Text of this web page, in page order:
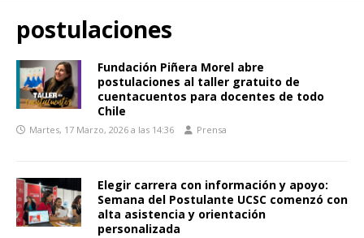
postulaciones
Fundación Piñera Morel abre
postulaciones al taller gratuito de
cuentacuentos para docentes de todo
Chile
Martes, 17 Marzo, 2026 a las 14:36 Prensa
Elegir carrera con información y apoyo:
Semana del Postulante UCSC comenzó con
alta asistencia y orientación
personalizada